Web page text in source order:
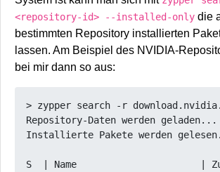
<repository-id> --installed-only die
bestimmten Repository installierten
lassen. Am Beispiel des NVIDIA-
bei mir dann so aus:
> zypper search -r
Repository-Daten werden geladen...
Installierte Pakete werden
S  | Name                      |